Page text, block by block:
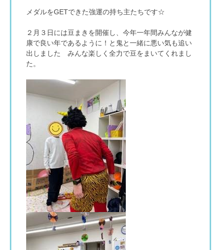
メダルをGETできた強運の持ち主たちです☆
２月３日には豆まきを開催し、今年一年間みんなが健
康で良い年であるように！と鬼と一緒に悪い気も追い
出しました
みんな楽しく全力で豆をまいてくれまし
た。